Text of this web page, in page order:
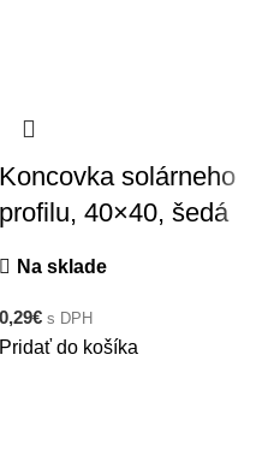
Koncovka solárneho
profilu, 40×40, šedá
Na sklade
0,29€ s DPH
Pridať do košíka